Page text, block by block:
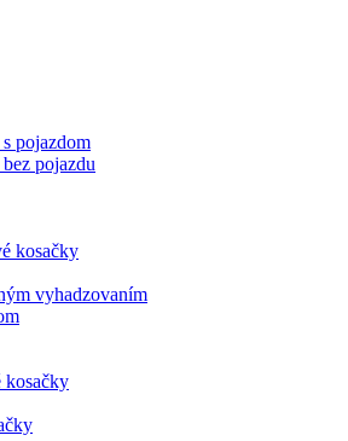
pojazdom
pojazdu
vyhadzovaním